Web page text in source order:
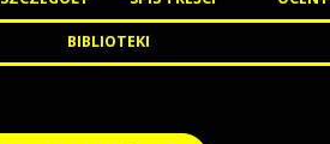
BIBLIOTEKI